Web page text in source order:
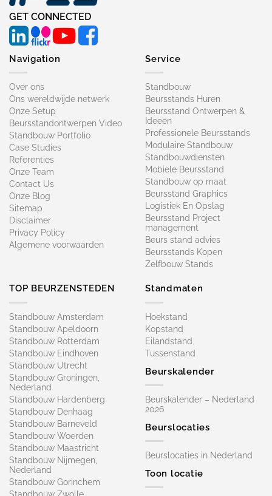
GET CONNECTED
Navigation
Over ons
Ons wereldwijde netwerk
Onze Setup
Beursstandontwerpen Video
Standbouw Portfolio
Case Studies
Referenties
Onze Team
Contact Us
Onze Blog
Sitemap
Disclaimer
Privacy Policy
Algemene voorwaarden
Service
Standbouw
Beursstands Huren
Beursstand Ontwerpen &
Ideeën
Professionele Beursstands
Modulaire Standbouw
Standbouwdiensten
Mobiele Beursstand
Standbouw op maat​
Beursstand Graphics
Logistiek En Opslag
Beursstand Project
management
Beurs stand advies
Beursstands Kopen
Zelfbouw Stands
TOP BEURZENSTEDEN
Standbouw Amsterdam
Standbouw Apeldoorn
Standbouw Rotterdam
Standbouw Eindhoven
Standbouw Utrecht
Standbouw Groningen,
Nederland
Standbouw Hardenberg
Standbouw Denhaag
Standbouw Barneveld
Standbouw Woerden
Standbouw Maastricht
Standbouw Nijmegen,
Nederland
Standbouw Gorinchem
Standbouw Zwolle
Standmaten
Hoekstand
Kopstand
Eilandstand
Tussenstand
Beurskalender
Beurskalender – Nederland
2026
Beurslocaties
Beurslocaties in Nederland
Toon locatie